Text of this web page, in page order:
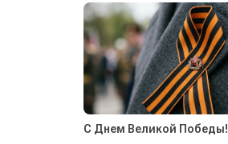
С Днем Великой Победы!